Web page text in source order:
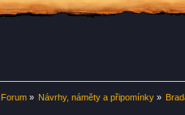
» Návrhy, náměty a připomínky»